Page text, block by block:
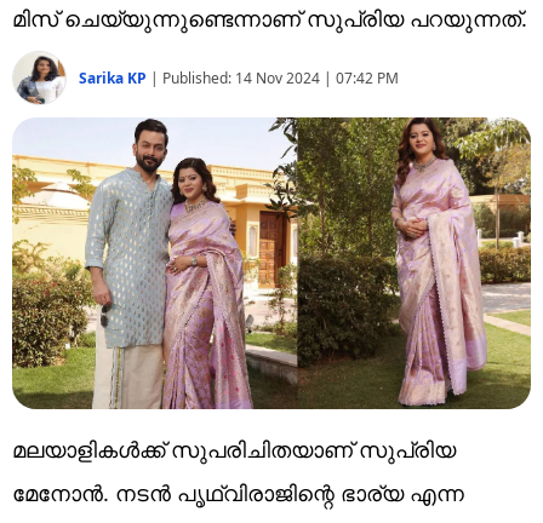
Web Story
Photo
Short Videos
മിസ് ചെയ്യുന്നുണ്ടെന്നാണ് സുപ്രിയ പറയുന്നത്.
Sarika KP | Published: 14 Nov 2024 | 07:42 PM
മലയാളികൾക്ക് സുപരിചിതയാണ് സുപ്രിയ
മേനോൻ. നടൻ പൃഥ്വിരാജിന്റെ ഭാര്യ എന്ന